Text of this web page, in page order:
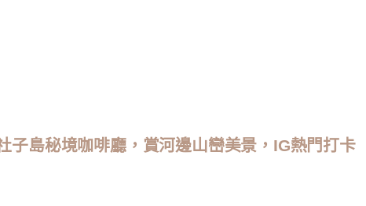
子島秘境咖啡廳，賞河邊山巒美景，IG熱門打卡